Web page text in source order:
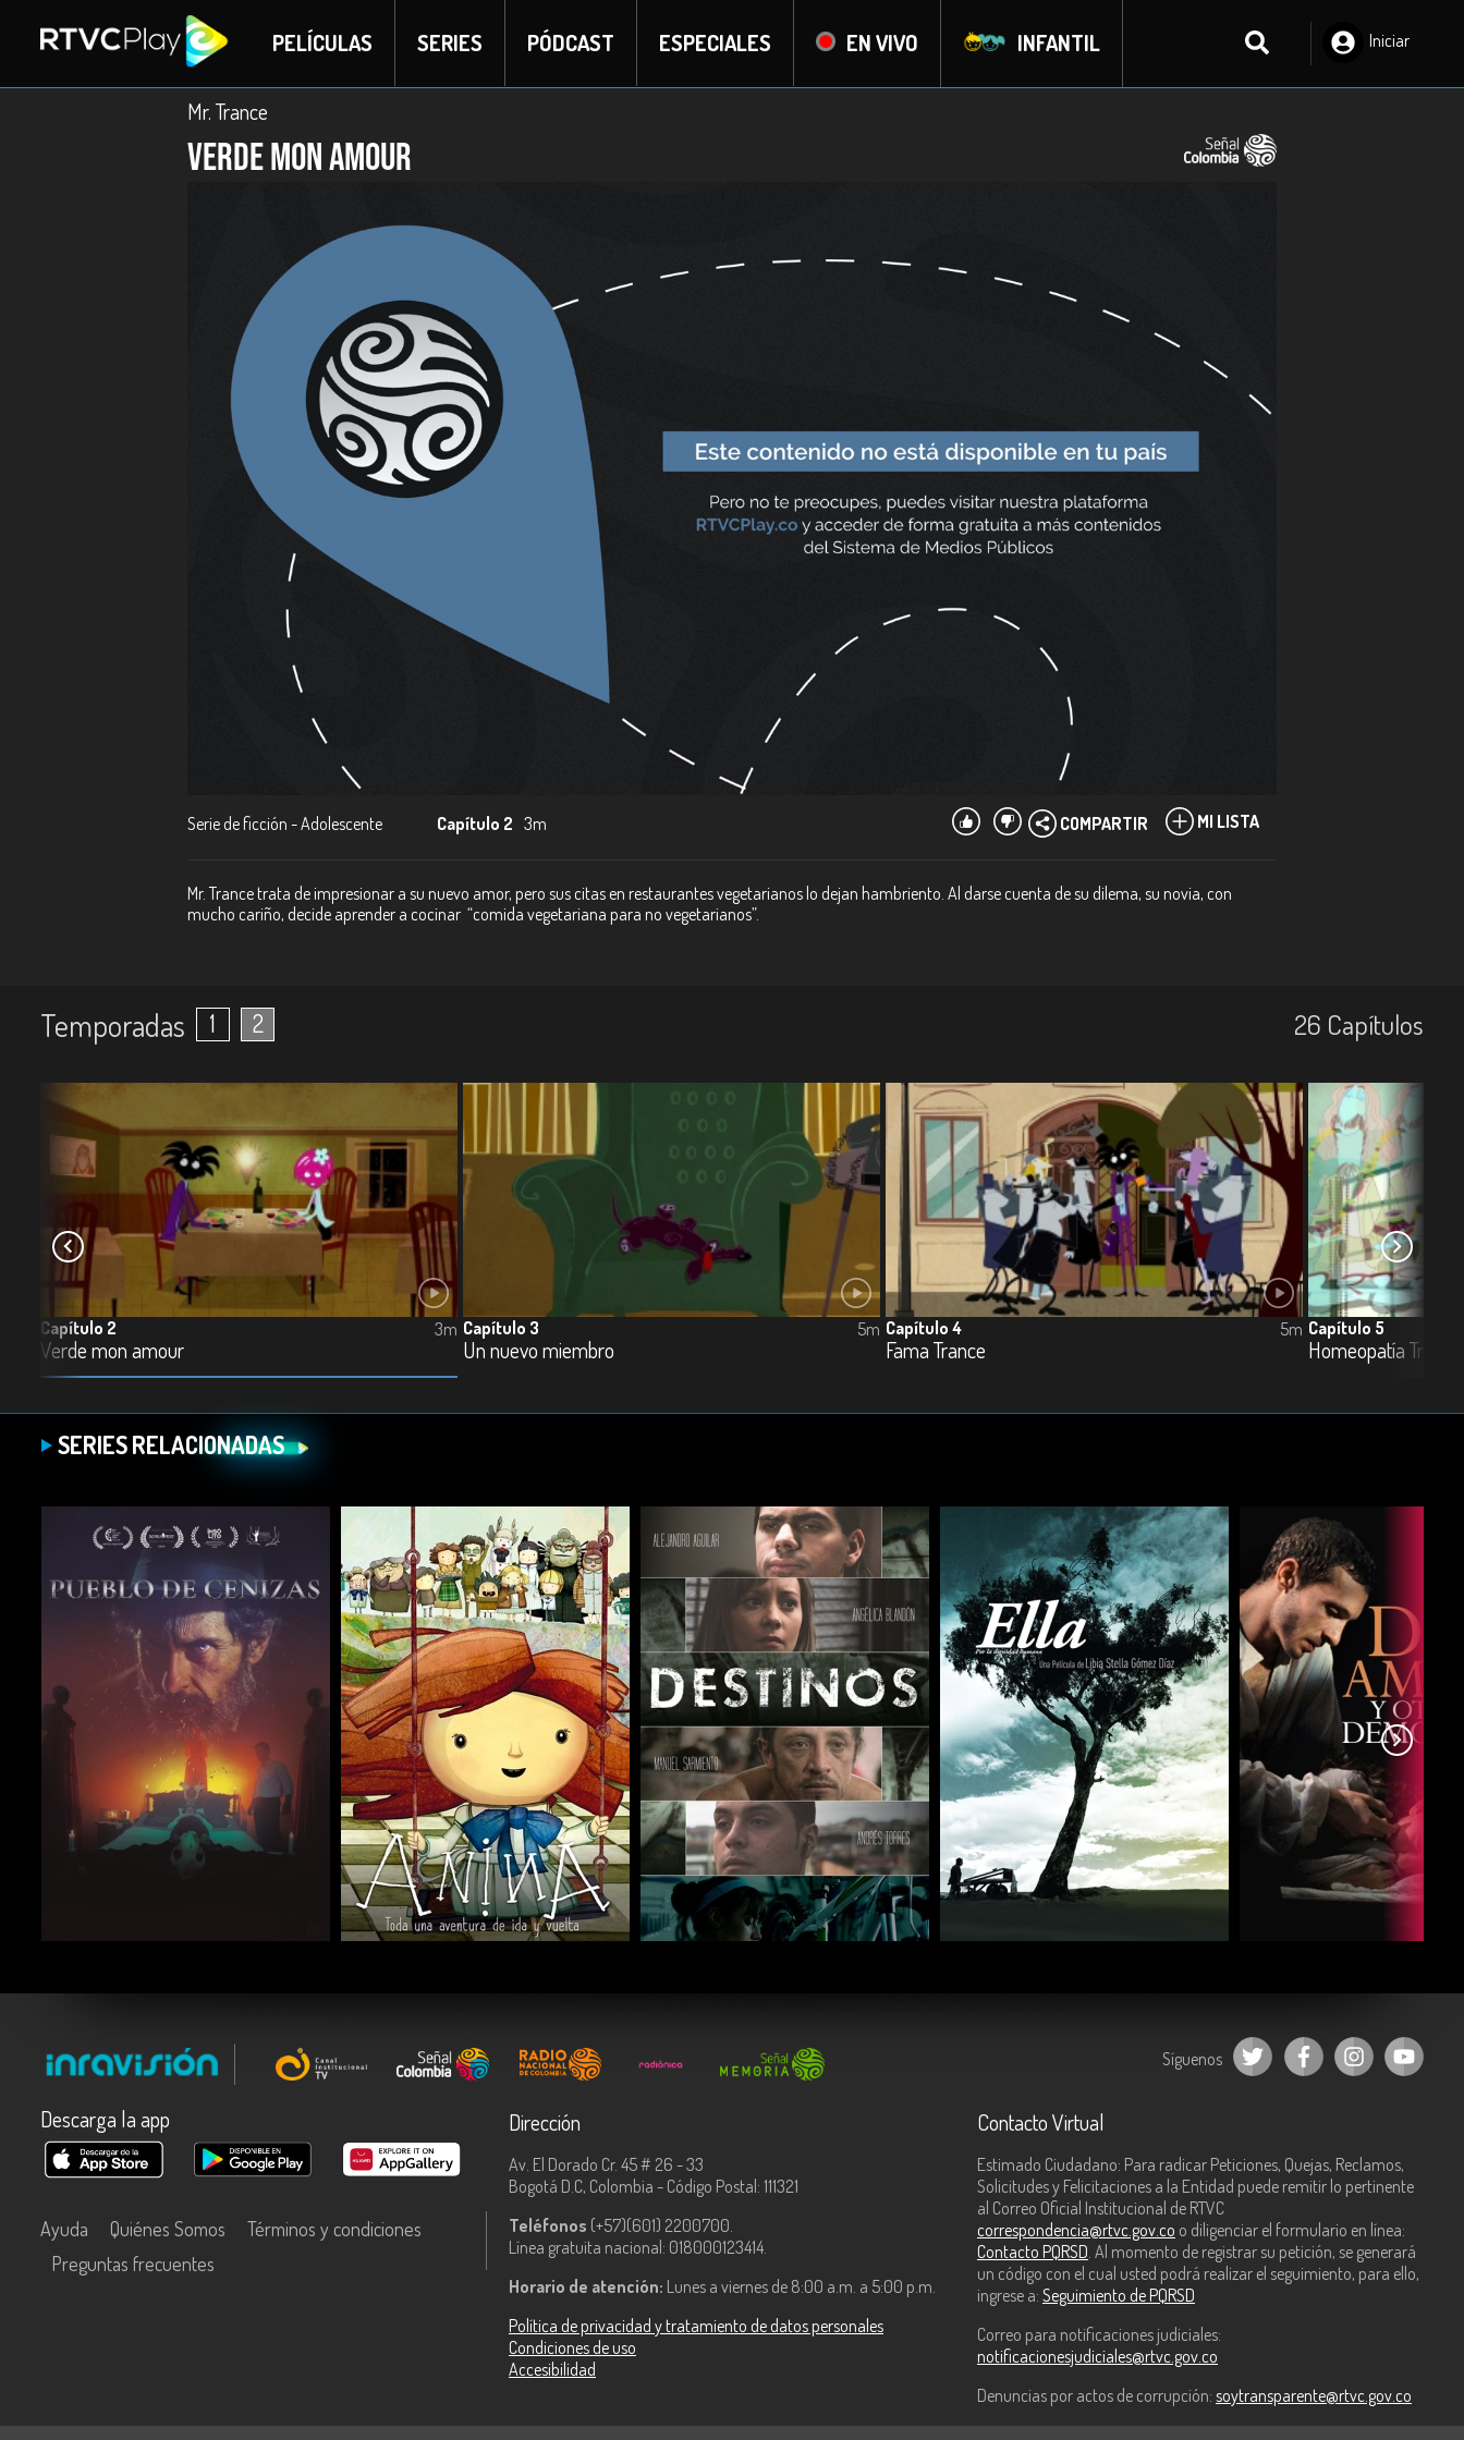
PELÍCULAS SERIES PÓDCAST ESPECIALES EN VIVO INFANTIL
Iniciar
Mr. Trance
Verde mon amour
Serie de ficción - Adolescente Capítulo 2 3m MI LISTA
COMPARTIR
Mr. Trance trata de impresionar a su nuevo amor, pero sus citas en restaurantes vegetarianos lo dejan hambriento. Al darse cuenta de su dilema, su novia, con
mucho cariño, decide aprender a cocinar “comida vegetariana para no vegetarianos”.
Temporadas 1 2 26 Capí­tulos
Capítulo 2
Verde mon amour
3m Capítulo 3
Un nuevo miembro
5m Capítulo 4
Fama Trance
5m Capítulo 5
Homeopatía Trance
SERIES RELACIONADAS
COMPARTIR COMPARTIR
Síguenos
Descarga la app
Ayuda Quiénes Somos
Términos y condiciones
Preguntas frecuentes
Dirección
Av. El Dorado Cr. 45 # 26 - 33
Bogotá D.C, Colombia - Código Postal: 111321
Teléfonos (+57)(601) 2200700.
Línea gratuita nacional: 018000123414.
Horario de atención: Lunes a viernes de 8:00 a.m. a 5:00 p.m.
Política de privacidad y tratamiento de datos personales
Condiciones de uso
Accesibilidad
Contacto Virtual
Estimado Ciudadano: Para radicar Peticiones, Quejas, Reclamos,
Solicitudes y Felicitaciones a la Entidad puede remitir lo pertinente
al Correo Oficial Institucional de RTVC
correspondencia@rtvc.gov.co o diligenciar el formulario en línea:
Contacto PQRSD . Al momento de registrar su petición, se generará
un código con el cual usted podrá realizar el seguimiento, para ello,
ingrese a: Seguimiento de PQRSD
Correo para notificaciones judiciales:
notificacionesjudiciales@rtvc.gov.co
Denuncias por actos de corrupción: soytransparente@rtvc.gov.co